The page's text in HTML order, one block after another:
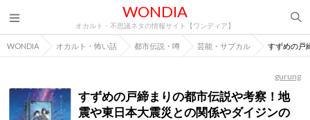
WONDIA
オカルト・不思議ネタの情報サイト【ワンディア】
WONDIA オカルト・怖い話 都市伝説・噂 芸能・サブカル すずめの戸
gurung
すずめの戸締まりの都市伝説や考察！地
震や東日本大震災との関係やダイジンの